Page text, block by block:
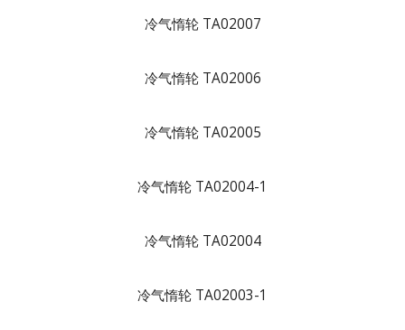
冷气惰轮 TA02007
冷气惰轮 TA02006
冷气惰轮 TA02005
冷气惰轮 TA02004-1
冷气惰轮 TA02004
冷气惰轮 TA02003-1